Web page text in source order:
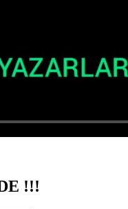
!!!